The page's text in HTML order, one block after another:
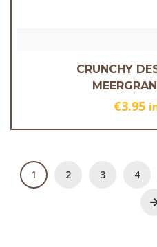
CRUNCHY
€3.95
1 2 3 4